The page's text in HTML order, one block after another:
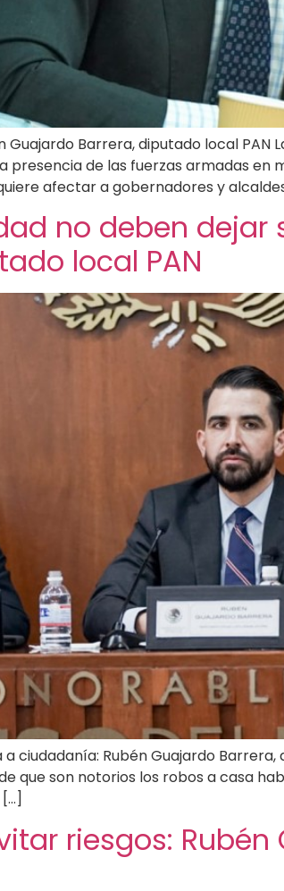
Barrera, diputado local
presencia de las fuerzas armadas
afectar a gobernadores y
no deben dejar
local PAN
ciudadanía: Rubén Guajardo
que son notorios los robos a casa
riesgos: